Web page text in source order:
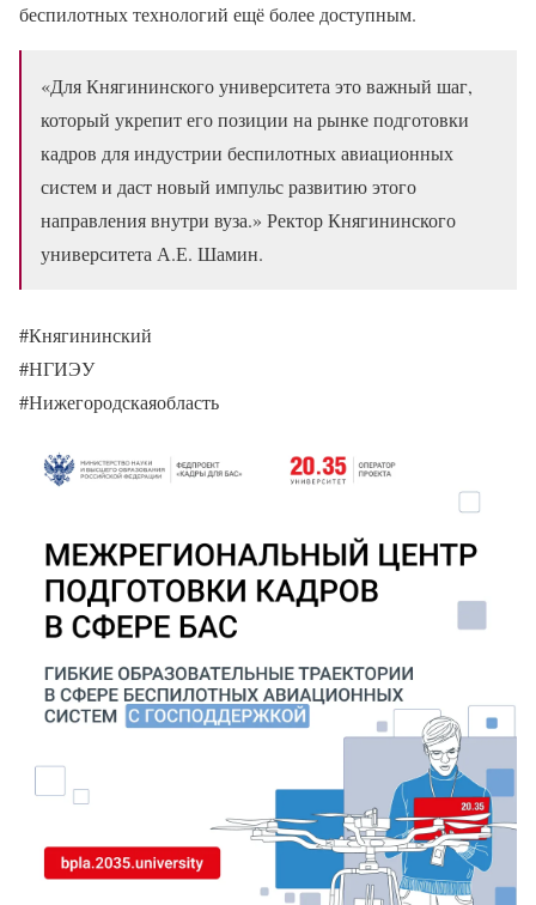
беспилотных технологий ещё более доступным.
«Для Княгининского университета это важный шаг,
который укрепит его позиции на рынке подготовки
кадров для индустрии беспилотных авиационных
систем и даст новый импульс развитию этого
направления внутри вуза.» Ректор Княгининского
университета А.Е. Шамин.
#Княгининский
#НГИЭУ
#Нижегородскаяобласть